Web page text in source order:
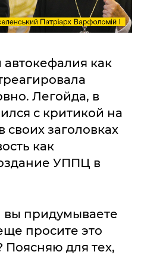
как
Легойда, в
с критикой на
заголовках
как
УППЦ в
вы придумываете
просите это
Поясняю для тех,